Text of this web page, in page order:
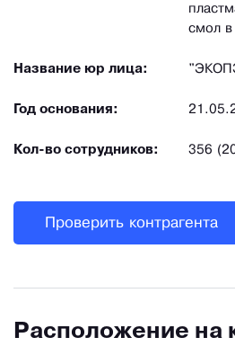
смол
Название юр лица:
Год основания:
Кол-во сотрудников: 356
Проверить контрагента
Расположение на